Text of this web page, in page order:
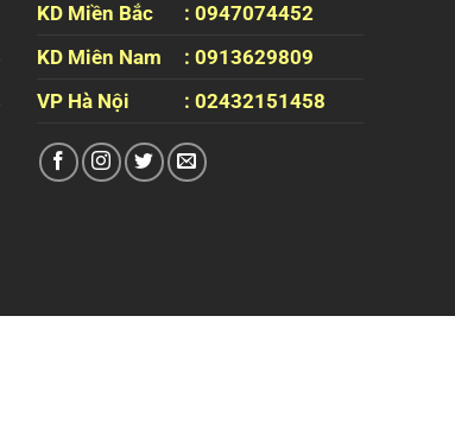
KD Miền Bắc
: 0947074452
KD Miên Nam
: 0913629809
VP Hà Nội
: 02432151458